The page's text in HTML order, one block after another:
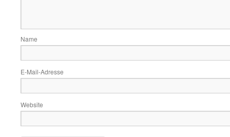
Name
E-Mail-Adresse
Website